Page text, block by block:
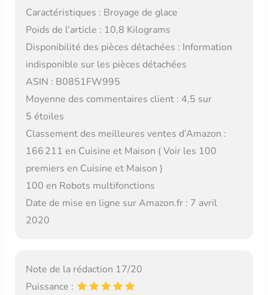
Caractéristiques : Broyage de glace
Poids de l’article : 10,8 Kilograms
Disponibilité des pièces détachées : Information
indisponible sur les pièces détachées
ASIN : B0851FW995
Moyenne des commentaires client : 4,5 sur
5 étoiles
Classement des meilleures ventes d’Amazon :
166 211 en Cuisine et Maison ( Voir les 100
premiers en Cuisine et Maison )
100 en Robots multifonctions
Date de mise en ligne sur Amazon.fr : 7 avril
2020
Note de la rédaction 17/20
Puissance :